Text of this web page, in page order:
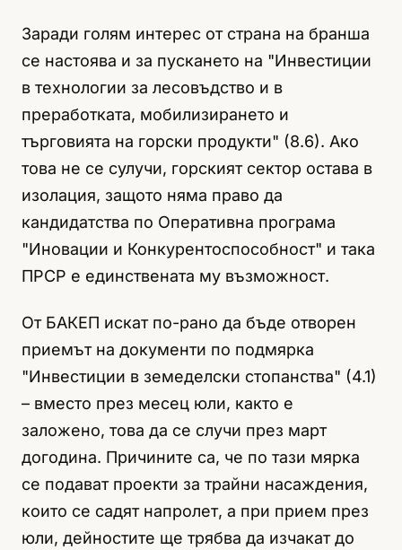
Заради голям интерес от страна на бранша
се настоява и за пускането на "Инвестиции
в технологии за лесовъдство и в
преработката, мобилизирането и
търговията на горски продукти" (8.6). Ако
това не се сулучи, горският сектор остава в
изолация, защото няма право да
кандидатства по Оперативна програма
"Иновации и Конкурентоспособност" и така
ПРСР е единствената му възможност.
От БАКЕП искат по-рано да бъде отворен
приемът на документи по подмярка
"Инвестиции в земеделски стопанства" (4.1)
– вместо през месец юли, както е
заложено, това да се случи през март
догодина. Причините са, че по тази мярка
се подават проекти за трайни насаждения,
които се садят напролет, а при прием през
юли, дейностите ще трябва да изчакат до